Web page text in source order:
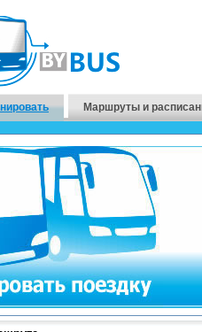
Маршруты и